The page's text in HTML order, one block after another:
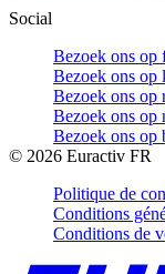
Social
Bezoek ons op
Bezoek ons op
Bezoek ons op
Bezoek ons op
Bezoek ons op
© 2026 Euractiv FR
Politique de
Conditions
Conditions de